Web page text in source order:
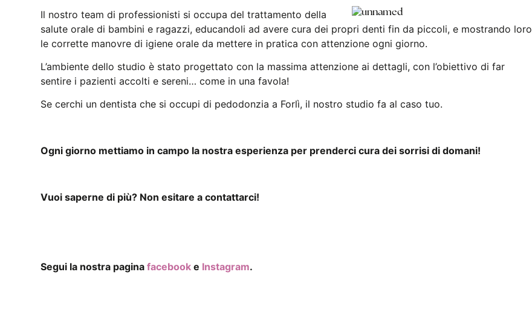
Il nostro team di professionisti si occupa del trattamento della
salute orale di bambini e ragazzi, educandoli ad avere cura dei propri denti fin da piccoli, e mostrando loro
le corrette manovre di igiene orale da mettere in pratica con attenzione ogni giorno.
L’ambiente dello studio è stato progettato con la massima attenzione ai dettagli, con l’obiettivo di far
sentire i pazienti accolti e sereni… come in una favola!
Se cerchi un dentista che si occupi di pedodonzia a Forlì, il nostro studio fa al caso tuo.
Ogni giorno mettiamo in campo la nostra esperienza per prenderci cura dei sorrisi di domani!
Vuoi saperne di più? Non esitare a contattarci!
Segui la nostra paginafacebook e Instagram.